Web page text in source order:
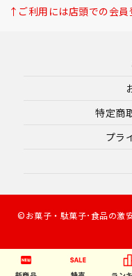
↑ご利用には店頭での会員
特定商
プラ
©お菓子・駄菓子･食品の激